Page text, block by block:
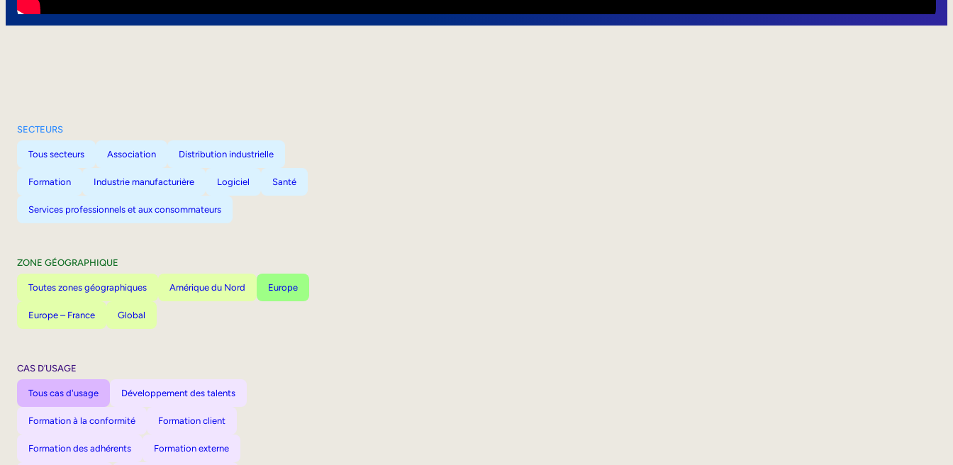
SECTEURS
Tous secteurs Association Distribution industrielle
Formation Industrie manufacturière Logiciel Santé
Services professionnels et aux consommateurs
ZONE GÉOGRAPHIQUE
Toutes zones géographiques Amérique du Nord Europe
Europe – France Global
CAS D’USAGE
Tous cas d'usage Développement des talents
Formation à la conformité Formation client
Formation des adhérents Formation externe